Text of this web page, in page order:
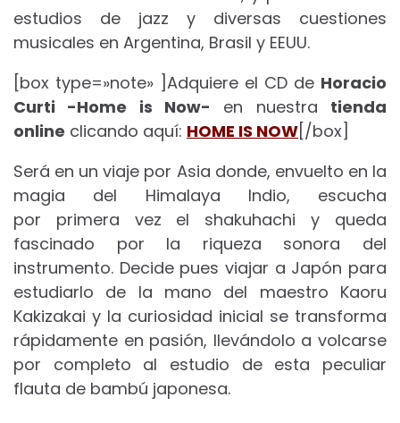
estudios de jazz y diversas cuestiones
musicales en Argentina, Brasil y EEUU.
[box type=»note» ]Adquiere el CD de Horacio
Curti -Home is Now- en nuestra tienda
online clicando aquí: HOME IS NOW[/box]
Será en un viaje por Asia donde, envuelto en la
magia del Himalaya Indio, escucha
por primera vez el shakuhachi y queda
fascinado por la riqueza sonora del
instrumento. Decide pues viajar a Japón para
estudiarlo de la mano del maestro Kaoru
Kakizakai y la curiosidad inicial se transforma
rápidamente en pasión, llevándolo a volcarse
por completo al estudio de esta peculiar
flauta de bambú japonesa.